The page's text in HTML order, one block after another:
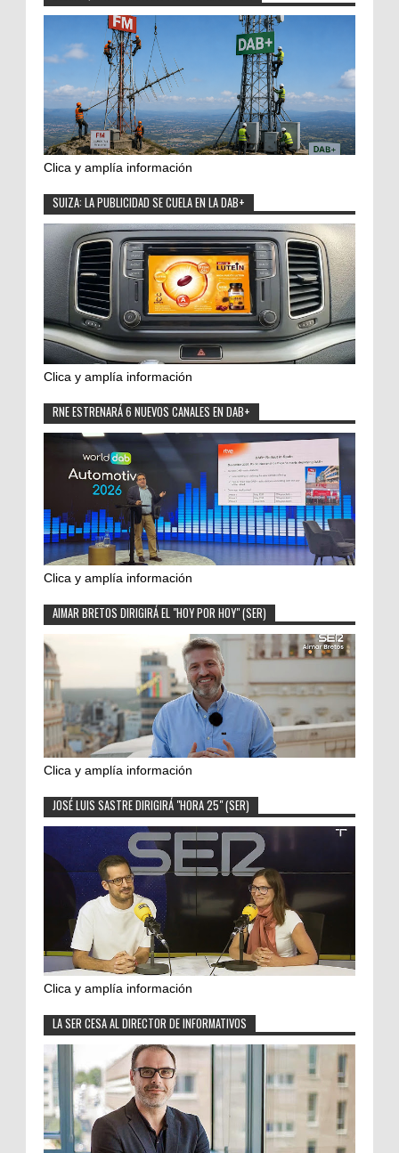
Clica y amplía información
SUIZA: LA PUBLICIDAD SE CUELA EN LA DAB+
Clica y amplía información
RNE ESTRENARÁ 6 NUEVOS CANALES EN DAB+
Clica y amplía información
AIMAR BRETOS DIRIGIRÁ EL "HOY POR HOY" (SER)
Clica y amplía información
JOSÉ LUIS SASTRE DIRIGIRÁ "HORA 25" (SER)
Clica y amplía información
LA SER CESA AL DIRECTOR DE INFORMATIVOS